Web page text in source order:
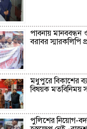
পাবনায় মানববন্ধন ও
বরাবর স্মারকলিপি
মধুপুরে বিকাশের
বিষয়ক মতবিনিময়
পুলিশের নিয়োগ-